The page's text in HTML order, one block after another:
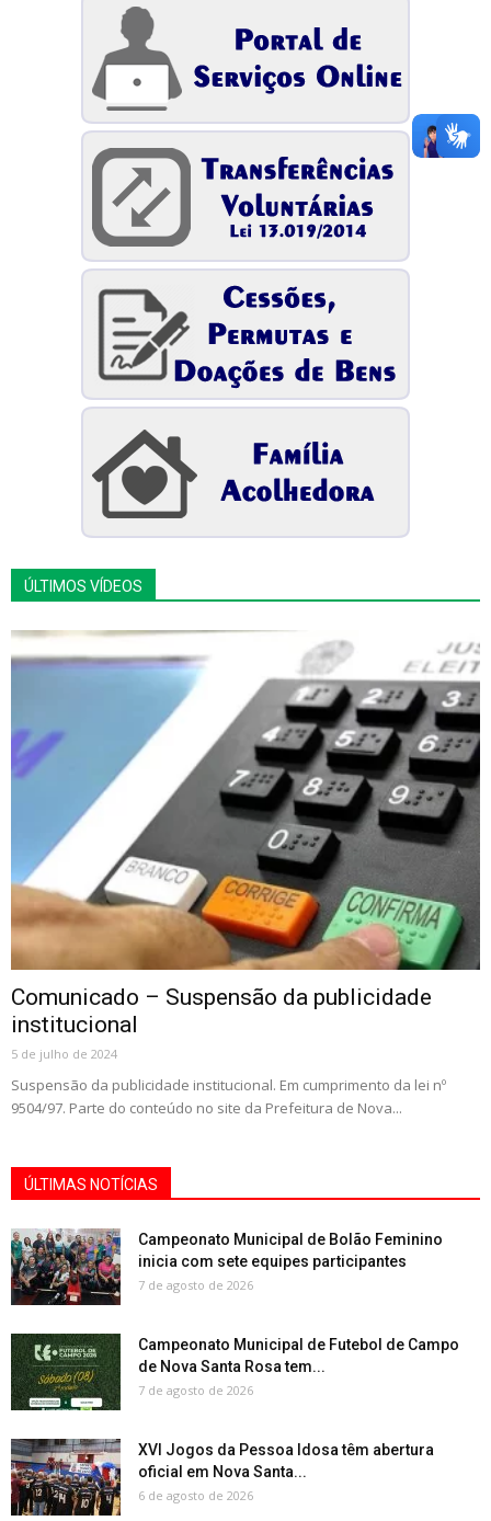
ÚLTIMOS VÍDEOS
Comunicado – Suspensão da publicidade
institucional
5 de julho de 2024
Suspensão da publicidade institucional. Em cumprimento da lei nº
9504/97. Parte do conteúdo no site da Prefeitura de Nova...
ÚLTIMAS NOTÍCIAS
Campeonato Municipal de Bolão Feminino
inicia com sete equipes participantes
7 de agosto de 2026
Campeonato Municipal de Futebol de Campo
de Nova Santa Rosa tem...
7 de agosto de 2026
XVI Jogos da Pessoa Idosa têm abertura
oficial em Nova Santa...
6 de agosto de 2026